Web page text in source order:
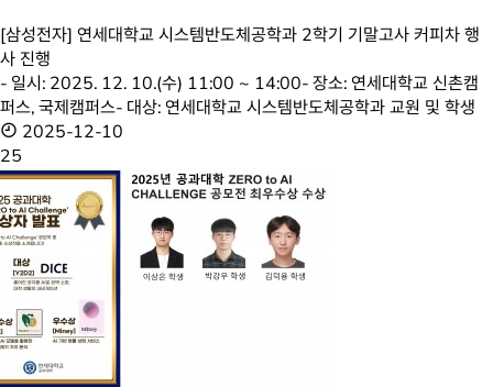
[삼성전자] 연세대학교 시스템반도체공학과 2학기 기말고사 커피차 행
사 진행
- 일시: 2025. 12. 10.(수) 11:00 ~ 14:00- 장소: 연세대학교 신촌캠
퍼스, 국제캠퍼스- 대상: 연세대학교 시스템반도체공학과 교원 및 학생
2025-12-10
25